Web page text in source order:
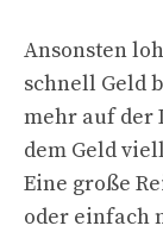
Ansonsten
schnell Geld
mehr auf der
dem Geld
Eine große
oder einfach